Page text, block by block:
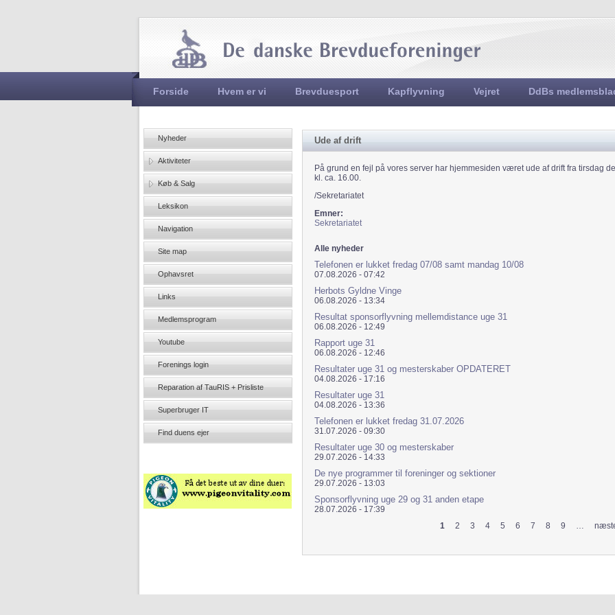
Hovedmenu
Forside Hvem er vi Brevduesport Kapflyvning Vejret DdBs
Ude af drift
På grund en fejl på vores server har hjemmesiden været ude af drift fra tirsdag
kl. ca. 16.00.
/Sekretariatet
Emner:
Sekretariatet
Alle nyheder
Telefonen er lukket fredag 07/08 samt mandag 10/08
07.08.2026 - 07:42
Herbots Gyldne Vinge
06.08.2026 - 13:34
Resultat sponsorflyvning mellemdistance uge 31
06.08.2026 - 12:49
Rapport uge 31
06.08.2026 - 12:46
Resultater uge 31 og mesterskaber OPDATERET
04.08.2026 - 17:16
Resultater uge 31
04.08.2026 - 13:36
Telefonen er lukket fredag 31.07.2026
31.07.2026 - 09:30
Resultater uge 30 og mesterskaber
29.07.2026 - 14:33
De nye programmer til foreninger og sektioner
29.07.2026 - 13:03
Sponsorflyvning uge 29 og 31 anden etape
28.07.2026 - 17:39
1 2 3 4 5 6 7 8 9 …
Nyheder
Aktiviteter
Køb & Salg
Leksikon
Navigation
Site map
Ophavsret
Links
Medlemsprogram
Youtube
Forenings login
Reparation af TauRIS + Prisliste
Superbruger IT
Find duens ejer